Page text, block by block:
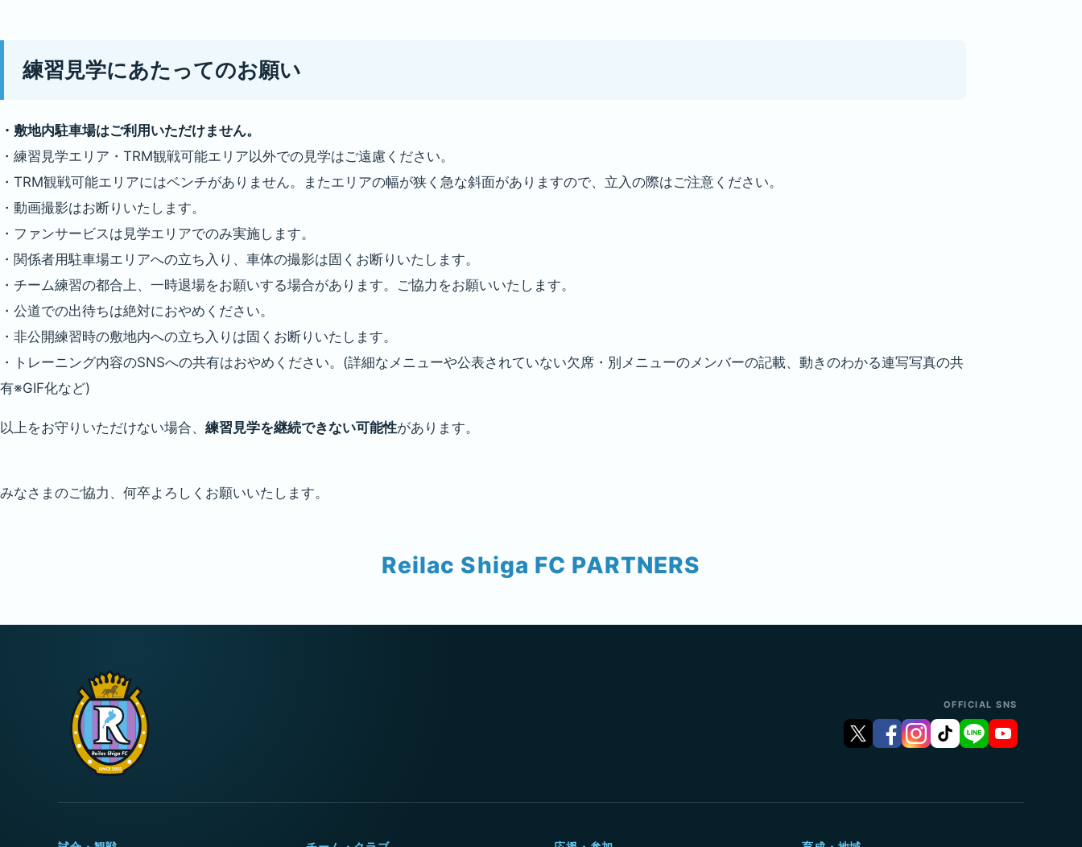
練習見学にあたってのお願い
・敷地内駐車場はご利用いただけません。
・練習見学エリア・TRM観戦可能エリア以外での見学はご遠慮ください。
・TRM観戦可能エリアにはベンチがありません。またエリアの幅が狭く急な斜面がありますので、立入の際はご注意ください。
・動画撮影はお断りいたします。
・ファンサービスは見学エリアでのみ実施します。
・関係者用駐車場エリアへの立ち入り、車体の撮影は固くお断りいたします。
・チーム練習の都合上、一時退場をお願いする場合があります。ご協力をお願いいたします。
・公道での出待ちは絶対におやめください。
・非公開練習時の敷地内への立ち入りは固くお断りいたします。
・トレーニング内容のSNSへの共有はおやめください。(詳細なメニューや公表されていない欠席・別メニューのメンバーの記載、動きのわかる連写写真の共
有※GIF化など)
以上をお守りいただけない場合、 練習見学を継続できない可能性があります。
みなさまのご協力、何卒よろしくお願いいたします。
Reilac Shiga FC PARTNERS
OFFICIAL SNS